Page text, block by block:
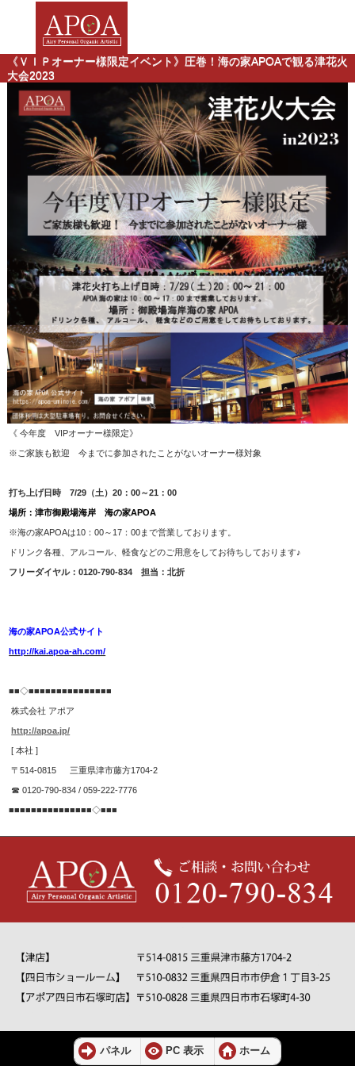
《ＶＩＰオーナー様限定イベント》圧巻！海の家APOAで観る津花火
大会2023
《 今年度 VIPオーナー様限定》
※ご家族も歓迎 今までに参加されたことがないオーナー様対象
打ち上げ日時 7/29（土）20：00～21：00
場所：津市御殿場海岸 海の家APOA
※海の家APOAは10：00～17：00まで営業しております。
ドリンク各種、アルコール、軽食などのご用意をしてお待ちしております♪
フリーダイヤル：0120-790-834 担当：北折
海の家APOA公式サイト
http://kai.apoa-ah.com/
■■◇■■■■■■■■■■■■■■■
株式会社 アポア
http://apoa.jp/
[ 本社 ]
〒514-0815 三重県津市藤方1704-2
☎ 0120-790-834 / 059-222-7776
■■■■■■■■■■■■■■■◇■■■
パネル PC 表示 ホーム